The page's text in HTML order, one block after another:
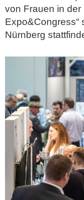
von Frauen in der
Nürnberg